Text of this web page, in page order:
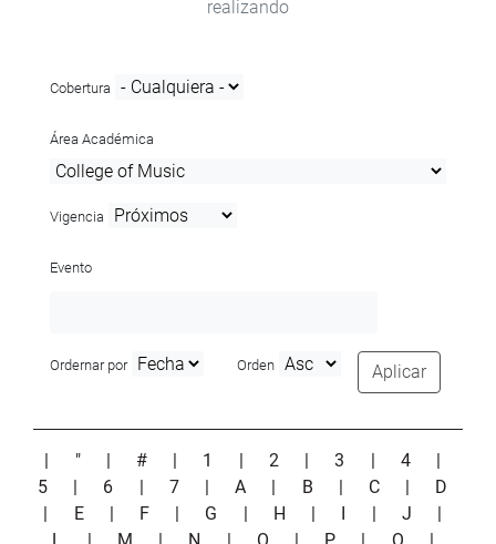
realizando
Cobertura
Área Académica
Vigencia
Evento
Ordernar por Orden Aplicar
| " | # | 1 | 2 |3 | 4
|
5
| 6 | 7 |A | B | C | D
| E | F | G | H | I | J
|
L
| M | N | O | P | Q
|